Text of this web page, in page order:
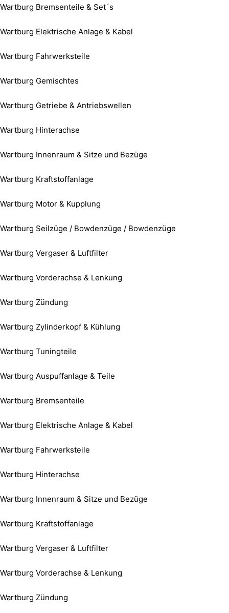
Wartburg Bremsenteile & Set´s
Wartburg Elektrische Anlage & Kabel
Wartburg Fahrwerksteile
Wartburg Gemischtes
Wartburg Getriebe & Antriebswellen
Wartburg Hinterachse
Wartburg Innenraum & Sitze und Bezüge
Wartburg Kraftstoffanlage
Wartburg Motor & Kupplung
Wartburg Seilzüge / Bowdenzüge / Bowdenzüge
Wartburg Vergaser & Luftfilter
Wartburg Vorderachse & Lenkung
Wartburg Zündung
Wartburg Zylinderkopf & Kühlung
Wartburg Tuningteile
Wartburg Auspuffanlage & Teile
Wartburg Bremsenteile
Wartburg Elektrische Anlage & Kabel
Wartburg Fahrwerksteile
Wartburg Hinterachse
Wartburg Innenraum & Sitze und Bezüge
Wartburg Kraftstoffanlage
Wartburg Vergaser & Luftfilter
Wartburg Vorderachse & Lenkung
Wartburg Zündung